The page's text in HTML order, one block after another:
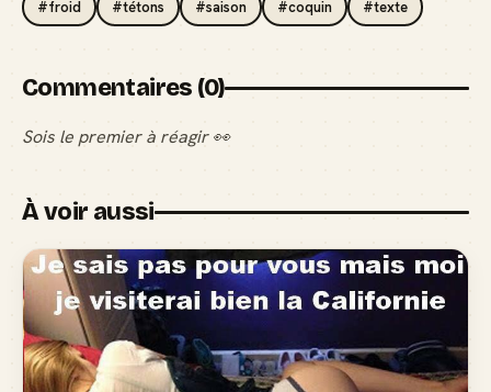
#froid #tétons #saison #coquin #texte
Commentaires (0)
Sois le premier à réagir 👀
À voir aussi